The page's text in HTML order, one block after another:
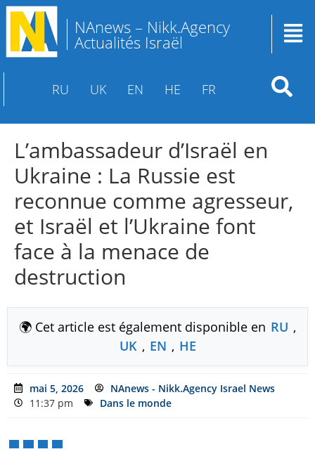
NAnews – Nikk.Agency
Actualités Israël
RU UK EN HE FR
L’ambassadeur d’Israël en
Ukraine : La Russie est
reconnue comme agresseur,
et Israël et l’Ukraine font
face à la menace de
destruction
🌍 Cet article est également disponible en RU ,
UK , EN , HE
mai 5, 2026
NAnews - Nikk.Agency Israel News
11:37 pm
Dans le monde